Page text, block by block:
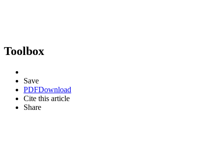
Toolbox
Save
PDFDownload
Cite this article
Share